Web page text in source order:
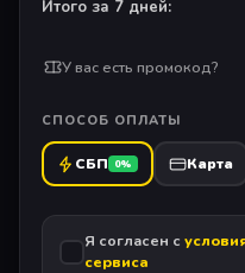
Итого за 7 дней:
У вас есть промокод?
СПОСОБ ОПЛАТЫ
СБП 0% Карта
Я согласен с
сервиса